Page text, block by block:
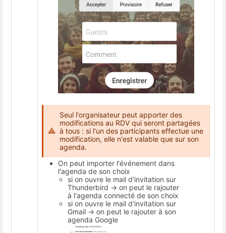
Seul l'organisateur peut apporter des
modifications au RDV qui seront partagées
à tous : si l'un des participants effectue une
modification, elle n'est valable que sur son
agenda.
On peut importer l'événement dans
l'agenda de son choix
si on ouvre le mail d'invitation sur
Thunderbird → on peut le rajouter
à l'agenda connecté de son choix
si on ouvre le mail d'invitation sur
Gmail → on peut le rajouter à son
agenda Google